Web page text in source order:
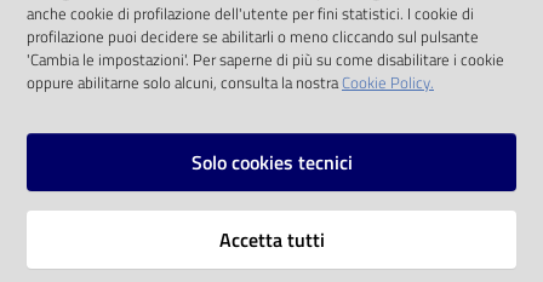
SOCIAL
Instagram
Vai alla pagina
anche cookie di profilazione dell'utente per fini statistici. I cookie di
profilazione puoi decidere se abilitarli o meno cliccando sul pulsante
'Cambia le impostazioni'. Per saperne di più su come disabilitare i cookie
oppure abilitarne solo alcuni, consulta la nostraCookie Policy.
Solo cookies tecnici
Accetta tutti